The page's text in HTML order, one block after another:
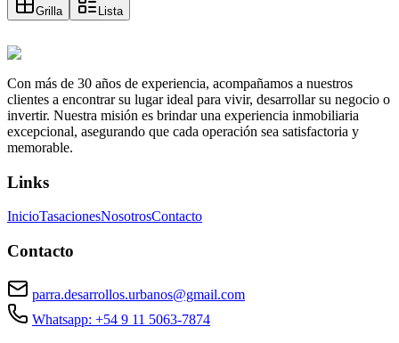
Grilla Lista
Con más de 30 años de experiencia, acompañamos a nuestros
clientes a encontrar su lugar ideal para vivir, desarrollar su negocio o
invertir. Nuestra misión es brindar una experiencia inmobiliaria
excepcional, asegurando que cada operación sea satisfactoria y
memorable.
Links
InicioTasacionesNosotrosContacto
Contacto
parra.desarrollos.urbanos@gmail.com
Whatsapp: +54 9 11 5063-7874